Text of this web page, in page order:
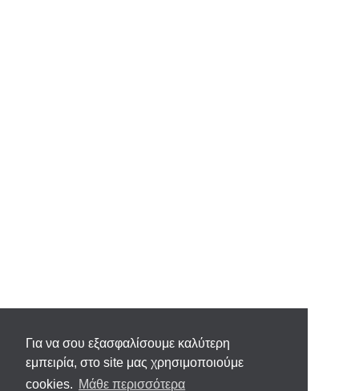
Για να σου εξασφαλίσουμε καλύτερη
εμπειρία, στο site μας χρησιμοποιούμε
cookies. Μάθε περισσότερα